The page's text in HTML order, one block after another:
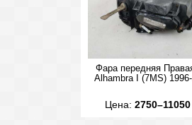
Фара передняя
Alhambra I (7MS) 1996-
Цена: 2750–11050